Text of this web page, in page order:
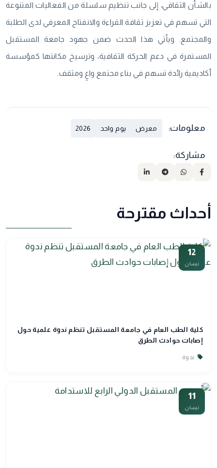
بالشأن الثقافي، إلى جانب تنظيم سلسلة من الفعاليات المتنوعة
التي تسهم في تعزيز ثقافة القراءة والانفتاح المعرفي لدى الطلبة
والمجتمع. ويأتي هذا الحدث ضمن جهود جامعة المستقبل
المستمرة في دعم الحركة الثقافية، وترسيخ مكانتها كمؤسسة
أكاديمية رائدة تسهم في بناء مجتمع واعٍ ومثقف.
معلومات: معرض يوم واحد 2026
مشاركة:
أحداث مقترحة
12
نيسان
كلية الطب العام في جامعة المستقبل تنظم ندوة علمية حول
إصابات حوادث الطرق
ندوة
11
نيسان